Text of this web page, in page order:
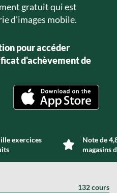
gratuit qui est
d'images mobile.
pour accéder
d'achèvement de
exercices
Note de
magasins
132 cours